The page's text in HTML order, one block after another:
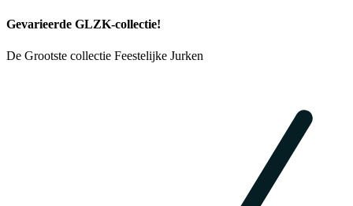
Gevarieerde GLZK-collectie!
De Grootste collectie Feestelijke Jurken